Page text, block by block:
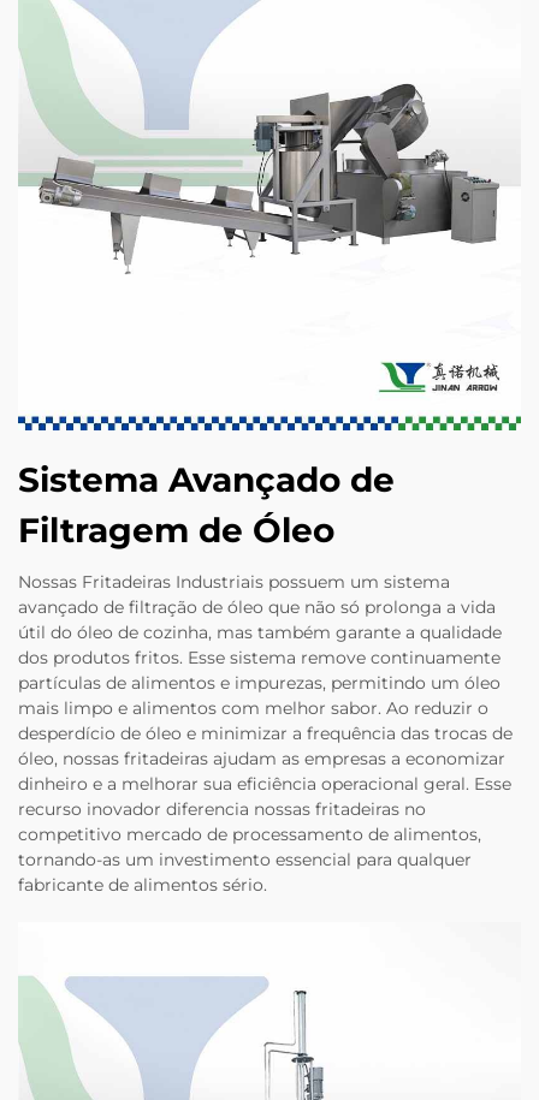
Sistema Avançado de
Filtragem de Óleo
Nossas Fritadeiras Industriais possuem um sistema
avançado de filtração de óleo que não só prolonga a vida
útil do óleo de cozinha, mas também garante a qualidade
dos produtos fritos. Esse sistema remove continuamente
partículas de alimentos e impurezas, permitindo um óleo
mais limpo e alimentos com melhor sabor. Ao reduzir o
desperdício de óleo e minimizar a frequência das trocas de
óleo, nossas fritadeiras ajudam as empresas a economizar
dinheiro e a melhorar sua eficiência operacional geral. Esse
recurso inovador diferencia nossas fritadeiras no
competitivo mercado de processamento de alimentos,
tornando-as um investimento essencial para qualquer
fabricante de alimentos sério.